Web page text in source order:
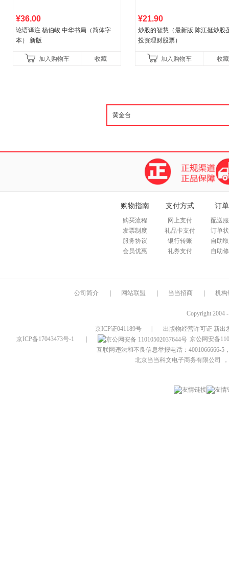
¥36.00
论语译注 杨伯峻 中华书局（简体字
本） 新版
加入购物车 收藏
¥21.90
炒股的智慧（最新版 陈江挺炒股
投资理财股票）
加入购物车 收藏
购物指南
购买流程
发票制度
服务协议
会员优惠
支付方式
网上支付
礼品卡支付
银行转账
礼券支付
订
配送
订单
自助
自助
公司简介 网站联盟 当当招商 机构
Copyright 2004
京ICP证041189号
出版物经营许可证 新出
京ICP备17043473号-1
京公网安备
互联网违法和不良信息举报电话：4001066666-5
北京当当科文电子商务有限公司